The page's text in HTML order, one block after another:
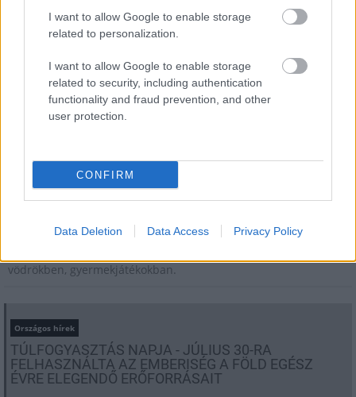
I want to allow Google to enable storage
related to personalization.
I want to allow Google to enable storage
related to security, including authentication
functionality and fraud prevention, and other
user protection.
CONFIRM
Data Deletion Data Access Privacy Policy
Megérkezett az eső a Duna vízgyűjtőjére
Országos hírek
KECSKEMÉTEN IS SZAKIRÁNYÚ
TOVÁBBKÉPZÉSEKKEL ERŐSÍT A GÁL FERENC
Országos hírek
A lakosságra is fontos szerep hárul a szúnyoginvázió
Folytatódik a szúnyogírtás szerte az országban. Az ázsiai
vödrökben, gyermekjátékokban.
Országos hírek
TÚLFOGYASZTÁS NAPJA - JÚLIUS 30-RA
FELHASZNÁLTA AZ EMBERISÉG A FÖLD EGÉSZ
ÉVRE ELEGENDŐ ERŐFORRÁSAIT